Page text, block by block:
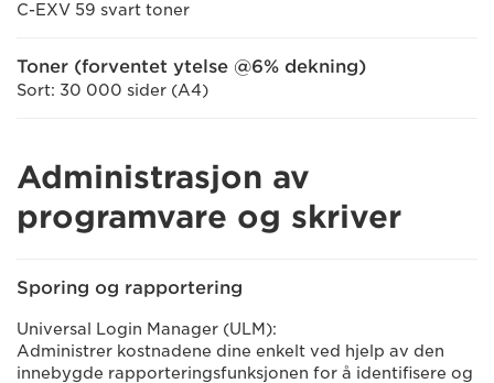
C-EXV 59 svart toner
Toner (forventet ytelse @6% dekning)
Sort: 30 000 sider (A4)
Administrasjon av
programvare og skriver
Sporing og rapportering
Universal Login Manager (ULM):
Administrer kostnadene dine enkelt ved hjelp av den
innebygde rapporteringsfunksjonen for å identifisere og